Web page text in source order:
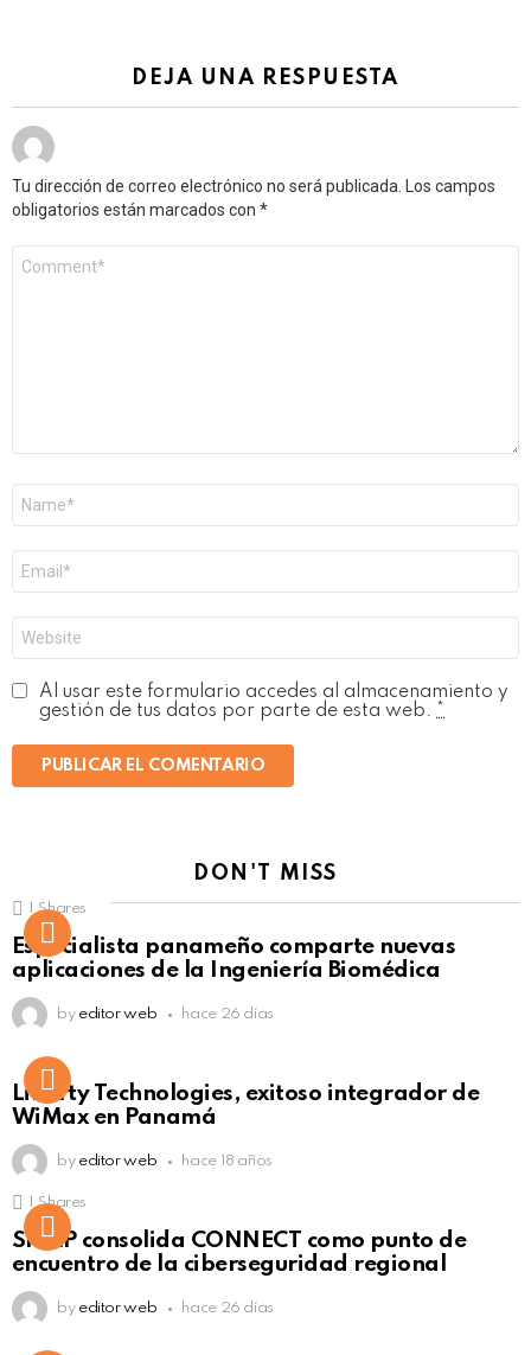
DEJA UNA RESPUESTA
Tu dirección de correo electrónico no será publicada.
Los campos
obligatorios están marcados con *
electrónico
*
Al usar este formulario accedes al almacenamiento y
gestión de tus datos por parte de esta web.
DON'T MISS
Click to view this post
Shares
Especialista panameño comparte nuevas
aplicaciones de la Ingeniería Biomédica
by editor web hace 26 días
Liberty Technologies, exitoso integrador de
WiMax en Panamá
by editor web hace 18 años
Click to view this post
Shares
SISAP consolida CONNECT como punto de
encuentro de la ciberseguridad regional
by editor web hace 26 días